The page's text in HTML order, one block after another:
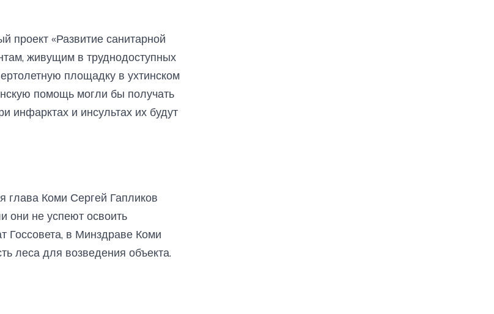
проект «Развитие санитарной
живущим в труднодоступных
площадку в ухтинском
помощь могли бы получать
инфарктах и инсультах их будут
глава Коми Сергей Гапликов
они не успеют освоить
Госсовета, в Минздраве Коми
леса для возведения объекта.